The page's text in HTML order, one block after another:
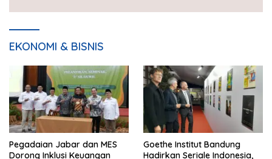
EKONOMI & BISNIS
Pegadaian Jabar dan MES
Dorong Inklusi Keuangan
Goethe Institut Bandung
Hadirkan Seriale Indonesia,